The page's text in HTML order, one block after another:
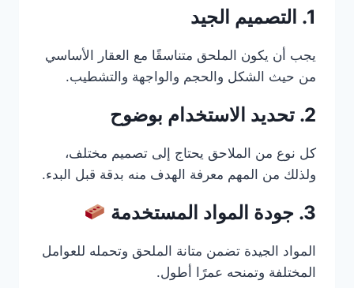
1. التصميم الجيد
يجب أن يكون الملحق متناسقًا مع العقار الأساسي
من حيث الشكل والحجم والواجهة والتشطيب.
2. تحديد الاستخدام بوضوح
كل نوع من الملاحق يحتاج إلى تصميم مختلف،
ولذلك من المهم معرفة الهدف منه بدقة قبل البدء.
3. جودة المواد المستخدمة
المواد الجيدة تضمن متانة الملحق وتحمله للعوامل
المختلفة وتمنحه عمرًا أطول.